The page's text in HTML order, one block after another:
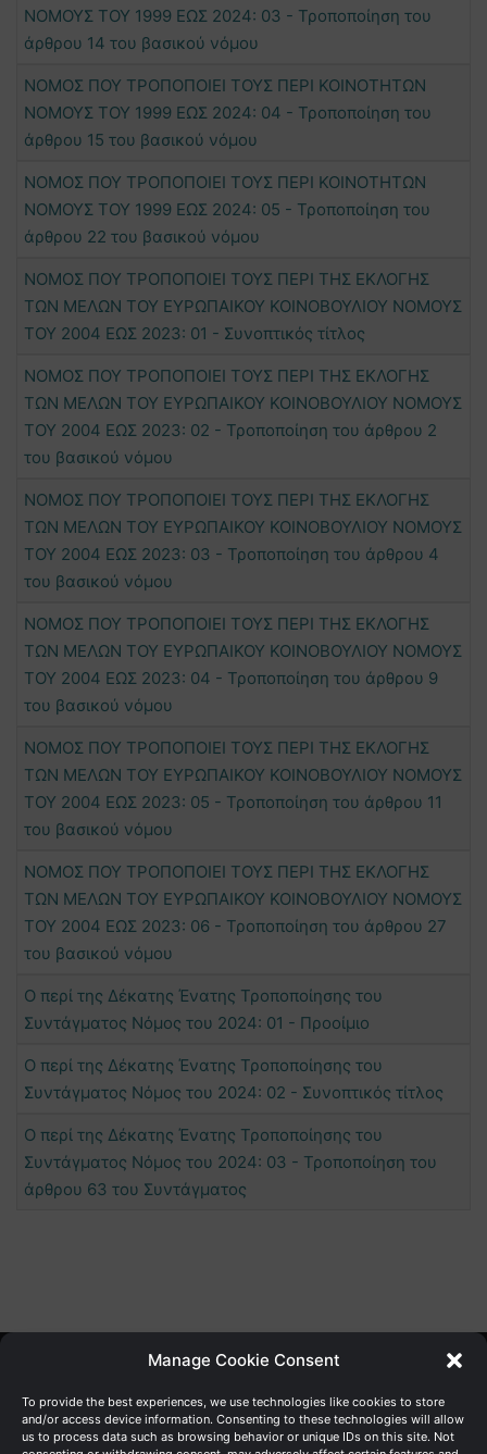
Manage Cookie Consent
To provide the best experiences, we use technologies like cookies to store
and/or access device information. Consenting to these technologies will allow
us to process data such as browsing behavior or unique IDs on this site. Not
ΝΟΜΟΥΣ ΤΟΥ 1999 ΕΩΣ 2024: 03 - Τροποποίηση του
άρθρου 14 του βασικού νόμου
ΝΟΜΟΣ ΠΟΥ ΤΡΟΠΟΠΟΙΕΙ ΤΟΥΣ ΠΕΡΙ ΚΟΙΝΟΤΗΤΩΝ
ΝΟΜΟΥΣ ΤΟΥ 1999 ΕΩΣ 2024: 04 - Τροποποίηση του
άρθρου 15 του βασικού νόμου
ΝΟΜΟΣ ΠΟΥ ΤΡΟΠΟΠΟΙΕΙ ΤΟΥΣ ΠΕΡΙ ΚΟΙΝΟΤΗΤΩΝ
ΝΟΜΟΥΣ ΤΟΥ 1999 ΕΩΣ 2024: 05 - Τροποποίηση του
άρθρου 22 του βασικού νόμου
ΝΟΜΟΣ ΠΟΥ ΤΡΟΠΟΠΟΙΕΙ ΤΟΥΣ ΠΕΡΙ ΤΗΣ ΕΚΛΟΓΗΣ
ΤΩΝ ΜΕΛΩΝ ΤΟΥ ΕΥΡΩΠΑΙΚΟΥ ΚΟΙΝΟΒΟΥΛΙΟΥ ΝΟΜΟΥΣ
ΤΟΥ 2004 ΕΩΣ 2023: 01 - Συνοπτικός τίτλος
ΝΟΜΟΣ ΠΟΥ ΤΡΟΠΟΠΟΙΕΙ ΤΟΥΣ ΠΕΡΙ ΤΗΣ ΕΚΛΟΓΗΣ
ΤΩΝ ΜΕΛΩΝ ΤΟΥ ΕΥΡΩΠΑΙΚΟΥ ΚΟΙΝΟΒΟΥΛΙΟΥ ΝΟΜΟΥΣ
ΤΟΥ 2004 ΕΩΣ 2023: 02 - Τροποποίηση του άρθρου 2
του βασικού νόμου
ΝΟΜΟΣ ΠΟΥ ΤΡΟΠΟΠΟΙΕΙ ΤΟΥΣ ΠΕΡΙ ΤΗΣ ΕΚΛΟΓΗΣ
ΤΩΝ ΜΕΛΩΝ ΤΟΥ ΕΥΡΩΠΑΙΚΟΥ ΚΟΙΝΟΒΟΥΛΙΟΥ ΝΟΜΟΥΣ
ΤΟΥ 2004 ΕΩΣ 2023: 03 - Τροποποίηση του άρθρου 4
του βασικού νόμου
ΝΟΜΟΣ ΠΟΥ ΤΡΟΠΟΠΟΙΕΙ ΤΟΥΣ ΠΕΡΙ ΤΗΣ ΕΚΛΟΓΗΣ
ΤΩΝ ΜΕΛΩΝ ΤΟΥ ΕΥΡΩΠΑΙΚΟΥ ΚΟΙΝΟΒΟΥΛΙΟΥ ΝΟΜΟΥΣ
ΤΟΥ 2004 ΕΩΣ 2023: 04 - Τροποποίηση του άρθρου 9
του βασικού νόμου
ΝΟΜΟΣ ΠΟΥ ΤΡΟΠΟΠΟΙΕΙ ΤΟΥΣ ΠΕΡΙ ΤΗΣ ΕΚΛΟΓΗΣ
ΤΩΝ ΜΕΛΩΝ ΤΟΥ ΕΥΡΩΠΑΙΚΟΥ ΚΟΙΝΟΒΟΥΛΙΟΥ ΝΟΜΟΥΣ
ΤΟΥ 2004 ΕΩΣ 2023: 05 - Τροποποίηση του άρθρου 11
του βασικού νόμου
ΝΟΜΟΣ ΠΟΥ ΤΡΟΠΟΠΟΙΕΙ ΤΟΥΣ ΠΕΡΙ ΤΗΣ ΕΚΛΟΓΗΣ
ΤΩΝ ΜΕΛΩΝ ΤΟΥ ΕΥΡΩΠΑΙΚΟΥ ΚΟΙΝΟΒΟΥΛΙΟΥ ΝΟΜΟΥΣ
ΤΟΥ 2004 ΕΩΣ 2023: 06 - Τροποποίηση του άρθρου 27
του βασικού νόμου
Ο περί της Δέκατης Ένατης Τροποποίησης του
Συντάγματος Νόμος του 2024: 01 - Προοίμιο
Ο περί της Δέκατης Ένατης Τροποποίησης του
Συντάγματος Νόμος του 2024: 02 - Συνοπτικός τίτλος
Ο περί της Δέκατης Ένατης Τροποποίησης του
Συντάγματος Νόμος του 2024: 03 - Τροποποίηση του
άρθρου 63 του Συντάγματος
Γενική Διεύθυνση Ανάπτυξης